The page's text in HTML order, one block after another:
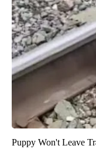
Puppy Won't Leave